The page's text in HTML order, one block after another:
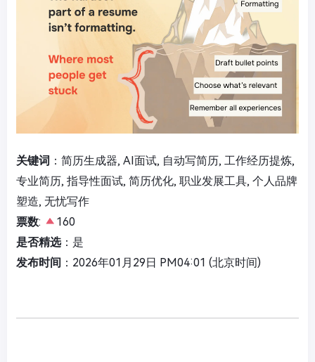
关键词 ：简历生成器, AI面试, 自动写简历, 工作经历提炼,
专业简历, 指导性面试, 简历优化, 职业发展工具, 个人品牌
塑造, 无忧写作
票数:
160
是否精选：是
发布时间 ：2026年01月29日 PM04:01 (北京时间)